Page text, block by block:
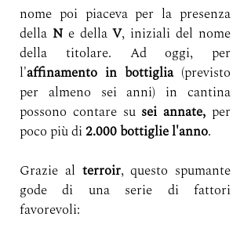
nome poi piaceva per la presenza
della N e della V, iniziali del nome
della titolare. Ad oggi, per
l'affinamento in bottiglia (previsto
per almeno sei anni) in cantina
possono contare su sei annate, per
poco più di 2.000 bottiglie l'anno.
Grazie al terroir, questo spumante
gode di una serie di fattori
favorevoli: